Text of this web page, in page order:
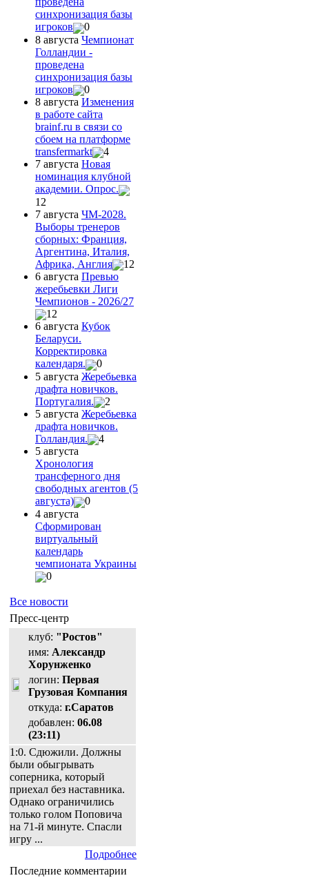
синхронизация базы
игроков
0
8 августа Чемпионат
Голландии -
проведена
синхронизация базы
игроков
0
8 августа Изменения
в работе сайта
brainf.ru в связи со
сбоем на платформе
transfermarkt
4
7 августа Новая
номинация клубной
академии. Опрос.
12
7 августа ЧМ-2028.
Выборы тренеров
сборных: Франция,
Аргентина, Италия,
Африка, Англия
12
6 августа Превью
жеребьевки Лиги
Чемпионов - 2026/27
12
6 августа Кубок
Беларуси.
Корректировка
календаря.
0
5 августа Жеребьевка
драфта новичков.
Португалия.
2
5 августа Жеребьевка
драфта новичков.
Голландия.
4
5 августа
Хронология
трансферного дня
свободных агентов (5
августа)
0
4 августа
Сформирован
виртуальный
календарь
чемпионата Украины
0
Все новости
Пресс-центр
клуб: "Ростов"
имя: Александр
Хорунженко
логин: Первая
Грузовая Компания
откуда: г.Саратов
добавлен: 06.08
(23:11)
1:0. Сдюжили. Должны
были обыгрывать
соперника, который
приехал без наставника.
Однако ограничились
только голом Поповича
на 71-й минуте. Спасли
игру ...
Подробнее
Последние комментарии